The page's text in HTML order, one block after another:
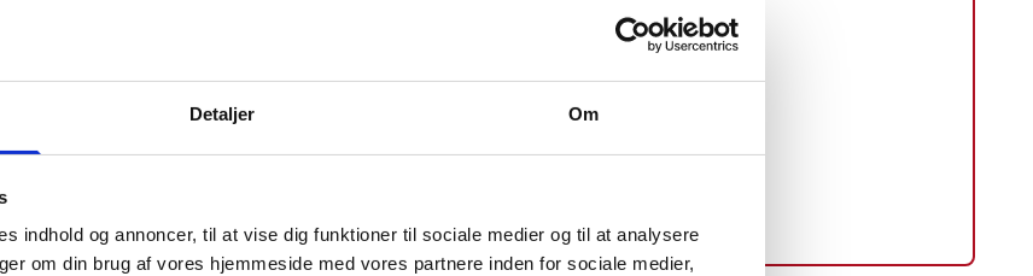
Detaljer Om
indhold og annoncer, til at vise dig funktioner til sociale medier og til at analysere
om din brug af vores hjemmeside med vores partnere inden for sociale medier,